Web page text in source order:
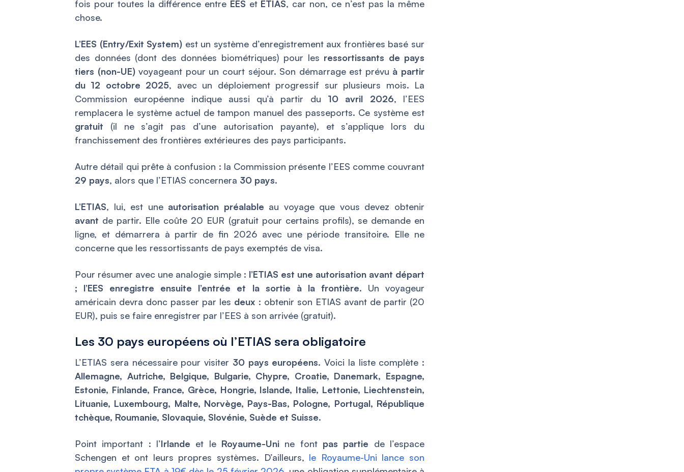
fois pour toutes la différence entre EES et ETIAS, car non, ce n’est pas la même
chose.
L’EES (Entry/Exit System) est un système d’enregistrement aux frontières basé sur
des données (dont des données biométriques) pour les ressortissants de pays
tiers (non-UE)voyageant pour un court séjour. Son démarrage est prévu à partir
du 12 octobre 2025, avec un déploiement progressif sur plusieurs mois. La
Commission européenne indique aussi qu’à partir du 10 avril 2026, l’EES
remplacera le système actuel de tampon manuel des passeports. Ce système est
gratuit (il ne s’agit pas d’une autorisation payante), et s’applique lors du
franchissement des frontières extérieures des pays participants.
Autre détail qui prête à confusion : la Commission présente l’EES comme couvrant
29 pays, alors que l’ETIAS concernera 30 pays.
L’ETIAS, lui, est une autorisation préalable au voyage que vous devez obtenir
avant de partir. Elle coûte 20 EUR (gratuit pour certains profils), se demande en
ligne, et démarrera à partir de fin 2026 avec une période transitoire. Elle ne
concerne que les ressortissants de pays exemptés de visa.
Pour résumer avec une analogie simple : l’ETIAS est une autorisation avant départ
; l’EES enregistre ensuite l’entrée et la sortie à la frontière. Un voyageur
américain devra donc passer par les deux : obtenir son ETIAS avant de partir (20
EUR), puis se faire enregistrer par l’EES à son arrivée (gratuit).
Les 30 pays européens où l’ETIAS sera obligatoire
L’ETIAS sera nécessaire pour visiter 30 pays européens. Voici la liste complète :
Allemagne, Autriche, Belgique, Bulgarie, Chypre, Croatie, Danemark, Espagne,
Estonie, Finlande, France, Grèce, Hongrie, Islande, Italie, Lettonie, Liechtenstein,
Lituanie, Luxembourg, Malte, Norvège, Pays-Bas, Pologne, Portugal, République
tchèque, Roumanie, Slovaquie, Slovénie, Suède et Suisse.
Point important : l’Irlande et le Royaume-Uni ne font pas partie de l’espace
Schengen et ont leurs propres systèmes. D’ailleurs, le Royaume-Uni lance son